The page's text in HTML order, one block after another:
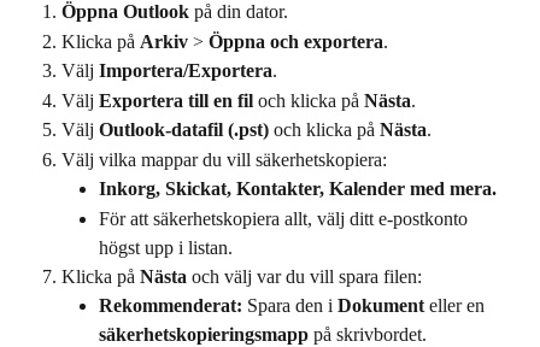
Öppna Outlook på din dator.
Klicka på Arkiv > Öppna och exportera.
Välj Importera/Exportera.
Välj Exportera till en fil och klicka på Nästa.
Välj Outlook-datafil (.pst) och klicka på Nästa.
Välj vilka mappar du vill säkerhetskopiera:
Inkorg, Skickat, Kontakter, Kalender med mera.
För att säkerhetskopiera allt, välj ditt e-postkonto
högst upp i listan.
Klicka på Nästa och välj var du vill spara filen:
Rekommenderat: Spara den i Dokument eller en
säkerhetskopieringsmapp på skrivbordet.